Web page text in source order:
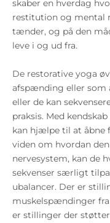
skaber en hverdag
restitution og mental
tænder, og på den
leve i og ud fra.
De restorative yoga
afspænding eller som
eller de kan
praksis. Med
kan hjælpe til at åbne
viden om hvordan
nervesystem, kan de
sekvenser særligt
ubalancer. Der er
muskelspændinger
er stillinger der